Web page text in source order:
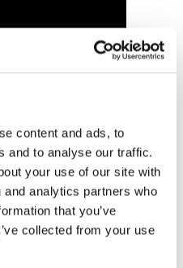
content and ads, to
and to analyse our traffic.
your use of our site with
analytics partners who
that you’ve
collected from your use